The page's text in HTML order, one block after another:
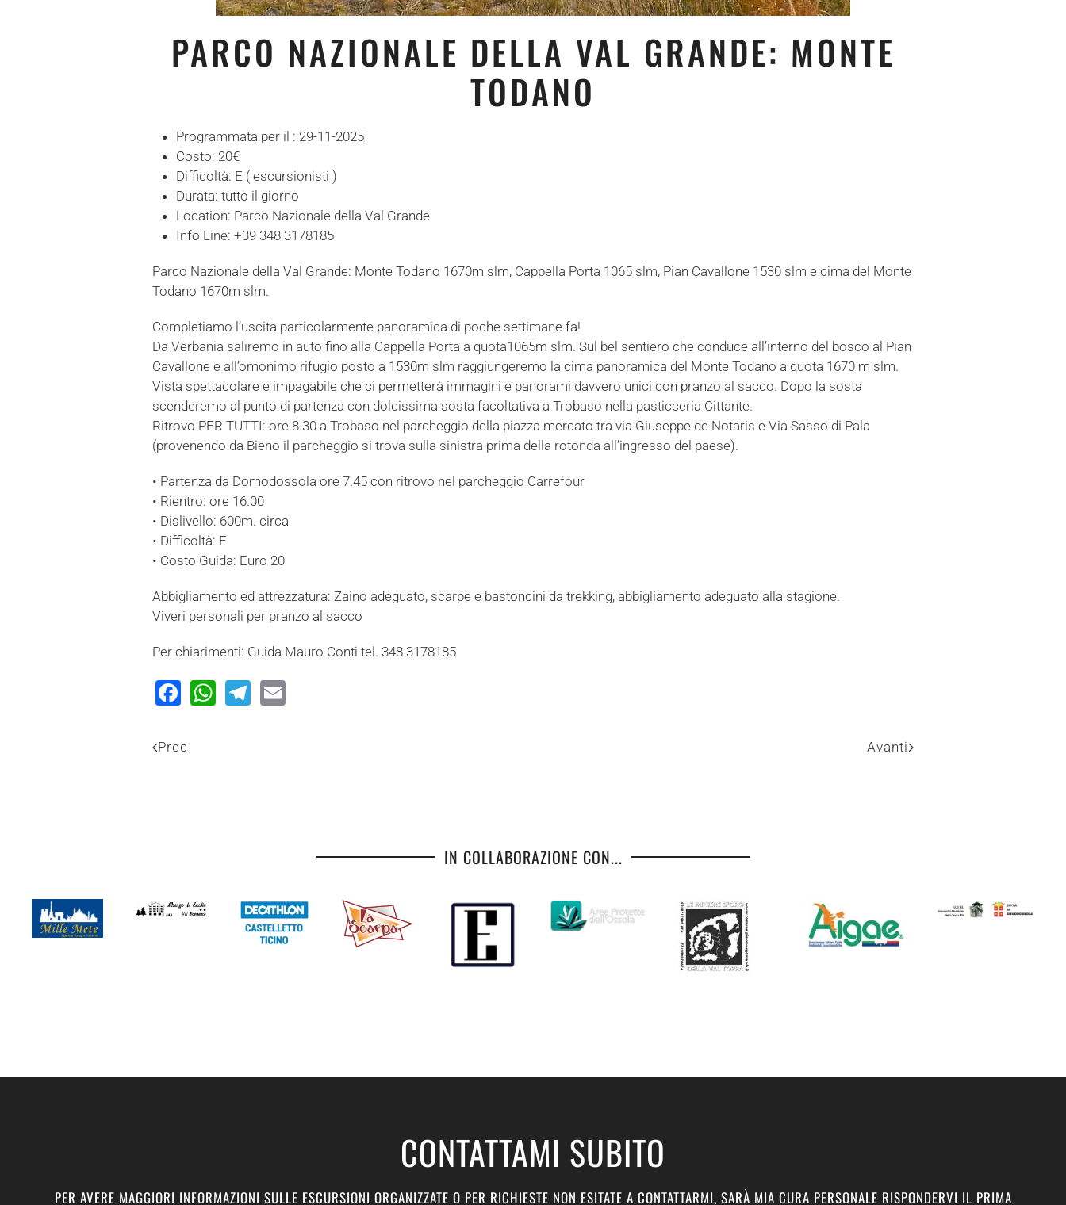
PARCO NAZIONALE DELLA VAL GRANDE: MONTE
TODANO
Programmata per il : 29-11-2025
Costo: 20€
Difficoltà: E ( escursionisti )
Durata: tutto il giorno
Location: Parco Nazionale della Val Grande
Info Line: +39 348 3178185
Parco Nazionale della Val Grande: Monte Todano 1670m slm, Cappella Porta 1065 slm, Pian Cavallone 1530 slm e cima del Monte
Todano 1670m slm.
Completiamo l’uscita particolarmente panoramica di poche settimane fa!
Da Verbania saliremo in auto fino alla Cappella Porta a quota1065m slm. Sul bel sentiero che conduce all’interno del bosco al Pian
Cavallone e all’omonimo rifugio posto a 1530m slm raggiungeremo la cima panoramica del Monte Todano a quota 1670 m slm.
Vista spettacolare e impagabile che ci permetterà immagini e panorami davvero unici con pranzo al sacco. Dopo la sosta
scenderemo al punto di partenza con dolcissima sosta facoltativa a Trobaso nella pasticceria Cittante.
Ritrovo PER TUTTI: ore 8.30 a Trobaso nel parcheggio della piazza mercato tra via Giuseppe de Notaris e Via Sasso di Pala
(provenendo da Bieno il parcheggio si trova sulla sinistra prima della rotonda all’ingresso del paese).
• Partenza da Domodossola ore 7.45 con ritrovo nel parcheggio Carrefour
• Rientro: ore 16.00
• Dislivello: 600m. circa
• Difficoltà: E
• Costo Guida: Euro 20
Abbigliamento ed attrezzatura: Zaino adeguato, scarpe e bastoncini da trekking, abbigliamento adeguato alla stagione.
Viveri personali per pranzo al sacco
Per chiarimenti: Guida Mauro Conti tel. 348 3178185
Facebook
WhatsApp
Telegram
Prec Avanti
IN COLLABORAZIONE CON...
CONTATTAMI SUBITO
PER AVERE MAGGIORI INFORMAZIONI SULLE ESCURSIONI ORGANIZZATE O PER RICHIESTE NON ESITATE A CONTATTARMI, SARÀ MIA CURA PERSONALE RISPONDERVI IL PRIMA